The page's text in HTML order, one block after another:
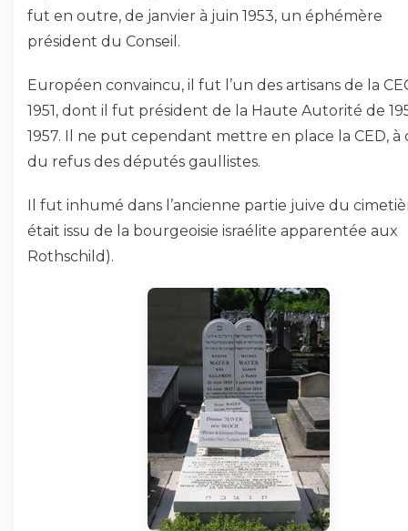
fut en outre, de janvier à juin 1953, un éphémère
président du Conseil.
Européen convaincu, il fut l’un des artisans de la
1951, dont il fut président de la Haute Autorité de
1957. Il ne put cependant mettre en place la CED, à
du refus des députés gaullistes.
Il fut inhumé dans l’ancienne partie juive du
était issu de la bourgeoisie israélite apparentée aux
Rothschild).